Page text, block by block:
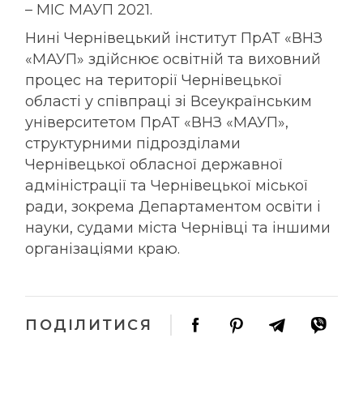
– МІС МАУП 2021.
Нині Чернівецький інститут ПрАТ «ВНЗ
«МАУП» здійснює освітній та виховний
процес на території Чернівецької
області у співпраці зі Всеукраїнським
університетом ПрАТ «ВНЗ «МАУП»,
структурними підрозділами
Чернівецької обласної державної
адміністрації та Чернівецької міської
ради, зокрема Департаментом освіти і
науки, судами міста Чернівці та іншими
організаціями краю.
ПОДІЛИТИСЯ